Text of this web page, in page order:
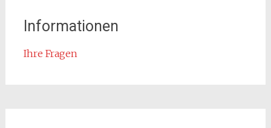
Informationen
Ihre Fragen